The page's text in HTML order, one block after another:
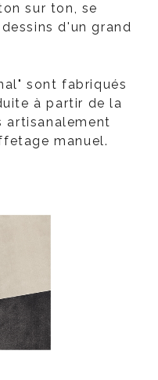
sur ton, se
d'un grand
sont fabriqués
à partir de la
artisanalement
manuel.